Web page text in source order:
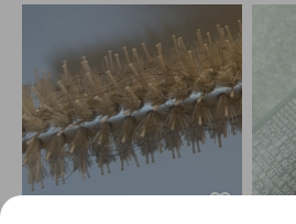
色眉
微，